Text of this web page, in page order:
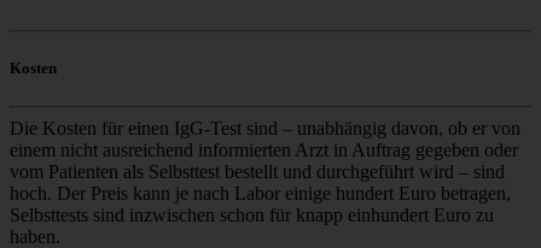
Kosten
Die Kosten für einen IgG-Test sind – unabhängig davon, ob er von
einem nicht ausreichend informierten Arzt in Auftrag gegeben oder
vom Patienten als Selbsttest bestellt und durchgeführt wird – sind
hoch. Der Preis kann je nach Labor einige hundert Euro betragen,
Selbsttests sind inzwischen schon für knapp einhundert Euro zu
haben.